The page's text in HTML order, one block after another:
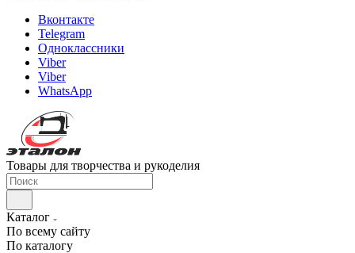
Вконтакте
Telegram
Одноклассники
Viber
Viber
WhatsApp
Товары для творчества и рукоделия
Каталог
По всему сайту
По каталогу